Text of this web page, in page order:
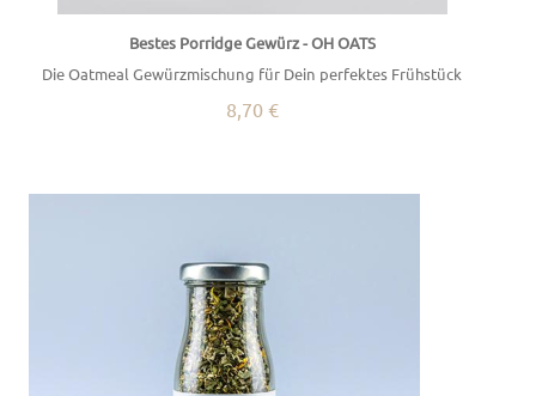
Bestes Porridge Gewürz - OH OATS
Die Oatmeal Gewürzmischung für Dein perfektes Frühstück
8,70 €